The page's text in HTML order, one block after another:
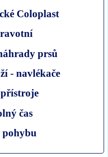
Coloplast
prsů
- navlékače
čas
pohybu